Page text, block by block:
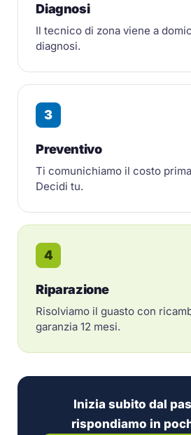
Diagnosi
Il tecnico di zona viene a
diagnosi.
3
Preventivo
Ti comunichiamo il costo
Decidi tu.
4
Riparazione
Risolviamo il guasto con
garanzia 12 mesi.
Inizia subito dal
rispondiamo in